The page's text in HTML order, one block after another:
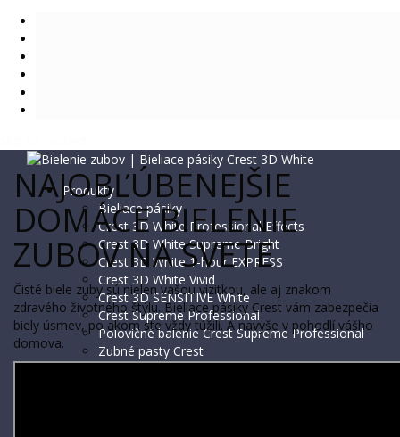
Produkty
Bieliace pásiky
Crest 3D White Professional Effects
Crest 3D White Supreme Bright
Crest 3D White 1-hour EXPRESS
Crest 3D White Vivid
Crest 3D SENSITIVE White
Crest Supreme Professional
Polovičné balenie Crest Supreme Professional
Zubné pasty Crest
NAJOBĽÚBENEJŠIE
DOMÁCE BIELENIE
ZUBOV NA SVETE
Čisté biele zuby sú nielen vašou vizitkou, ale aj znakom
zdravého životného štýlu. Bieliace pásiky Crest vám zabezpečia
biely úsmev, po akom ste vždy túžili. A navyše v pohodlí vášho
domova.